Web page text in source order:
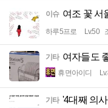
이슈 여조 꽃 서
하루5프로 Lv.50
기타 여자들도
휴면아이디
기타 '4대째 의